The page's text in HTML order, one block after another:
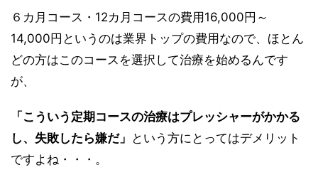
６カ月コース・12カ月コースの費用16,000円～
14,000円というのは業界トップの費用なので、ほとん
どの方はこのコースを選択して治療を始めるんです
が、
「こういう定期コースの治療はプレッシャーがかかる
し、失敗したら嫌だ」 という方にとってはデメリット
ですよね・・・。